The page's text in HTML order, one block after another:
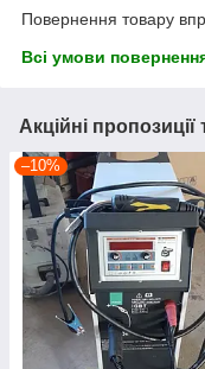
Повернення товару
Всі умови
Акційні
–10%